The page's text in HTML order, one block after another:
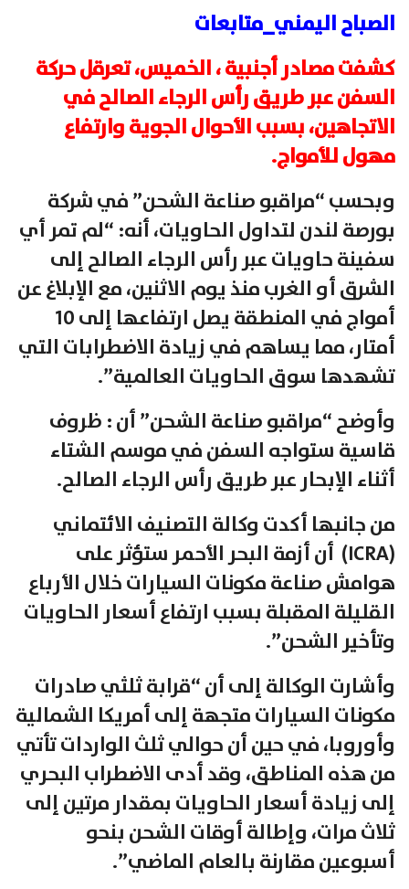
الصباح اليمني_متابعات
كشفت مصادر أجنبية ، الخميس، تعرقل حركة
السفن عبر طريق رأس الرجاء الصالح في
الاتجاهين، بسبب الأحوال الجوية وارتفاع
مهول للأمواج.
وبحسب “مراقبو صناعة الشحن” في شركة
بورصة لندن لتداول الحاويات، أنه: “لم تمر أي
سفينة حاويات عبر رأس الرجاء الصالح إلى
الشرق أو الغرب منذ يوم الاثنين، مع الإبلاغ عن
أمواج في المنطقة يصل ارتفاعها إلى 10
أمتار، مما يساهم في زيادة الاضطرابات التي
تشهدها سوق الحاويات العالمية”.
وأوضح “مراقبو صناعة الشحن” أن : ظروف
قاسية ستواجه السفن في موسم الشتاء
أثناء الإبحار عبر طريق رأس الرجاء الصالح.
من جانبها أكدت وكالة التصنيف الائتماني
(ICRA) أن أزمة البحر الأحمر ستؤثر على
هوامش صناعة مكونات السيارات خلال الأرباع
القليلة المقبلة بسبب ارتفاع أسعار الحاويات
وتأخير الشحن”.
وأشارت الوكالة إلى أن “قرابة ثلثي صادرات
مكونات السيارات متجهة إلى أمريكا الشمالية
وأوروبا، في حين أن حوالي ثلث الواردات تأتي
من هذه المناطق، وقد أدى الاضطراب البحري
إلى زيادة أسعار الحاويات بمقدار مرتين إلى
ثلاث مرات، وإطالة أوقات الشحن بنحو
أسبوعين مقارنة بالعام الماضي”.